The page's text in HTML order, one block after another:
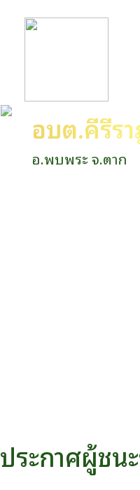
อบต.คีรีรา
อ.พบพระ จ.ตาก
ประกาศผู้ชน